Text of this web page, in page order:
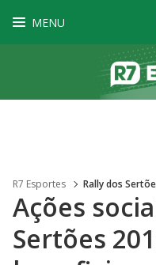
MENU
R7 Esportes Rally dos
Ações
Sertões